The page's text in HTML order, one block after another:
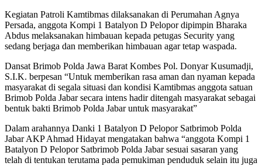
Kegiatan Patroli Kamtibmas dilaksanakan di Perumahan Agnya
Persada, anggota Kompi 1 Batalyon D Pelopor dipimpin Bharaka
Abdus melaksanakan himbauan kepada petugas Security yang
sedang berjaga dan memberikan himbauan agar tetap waspada.
Dansat Brimob Polda Jawa Barat Kombes Pol. Donyar Kusumadji,
S.I.K. berpesan “Untuk memberikan rasa aman dan nyaman kepada
masyarakat di segala situasi dan kondisi Kamtibmas anggota satuan
Brimob Polda Jabar secara intens hadir ditengah masyarakat sebagai
bentuk bakti Brimob Polda Jabar untuk masyarakat”
Dalam arahannya Danki 1 Batalyon D Pelopor Satbrimob Polda
Jabar AKP Ahmad Hidayat mengatakan bahwa “anggota Kompi 1
Batalyon D Pelopor Satbrimob Polda Jabar sesuai sasaran yang
telah di tentukan terutama pada pemukiman penduduk selain itu juga